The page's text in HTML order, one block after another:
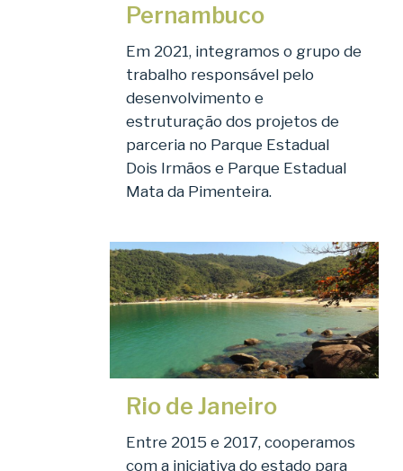
Pernambuco
Em 2021, integramos o grupo de
trabalho responsável pelo
desenvolvimento e
estruturação dos projetos de
parceria no Parque Estadual
Dois Irmãos e Parque Estadual
Mata da Pimenteira.
Rio de Janeiro
Entre 2015 e 2017, cooperamos
com a iniciativa do estado para